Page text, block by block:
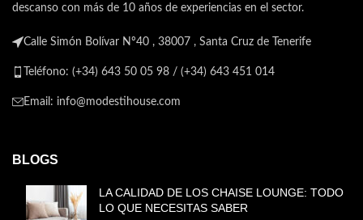
descanso con más de 10 años de experiencias en el sector.
Calle Simón Bolívar Nº40 , 38007 , Santa Cruz de Tenerife
Teléfono: (+34) 643 50 05 98 / (+34) 643 451 014
Email: info@modestihouse.com
BLOGS
LA CALIDAD DE LOS CHAISE LOUNGE: TODO
LO QUE NECESITAS SABER